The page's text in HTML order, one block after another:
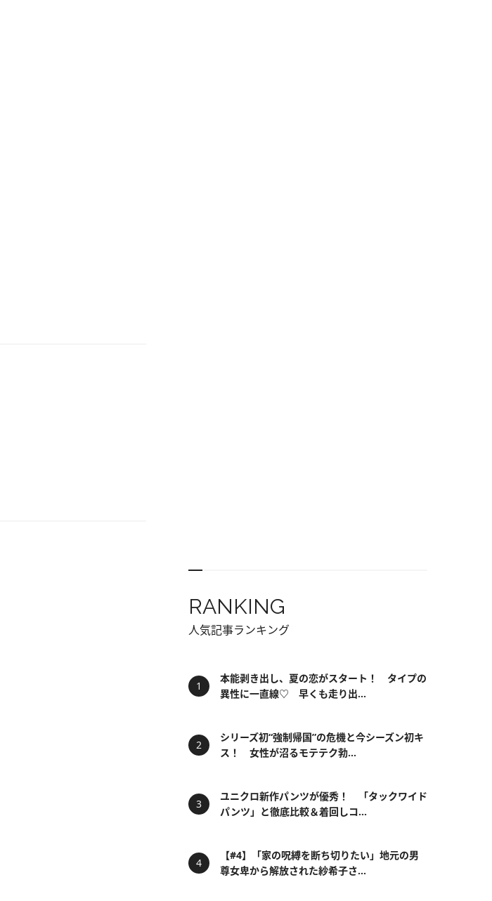
RANKING
人気記事ランキング
本能剥き出し、夏の恋がスタート！ タイプの
異性に一直線♡ 早くも走り出...
シリーズ初“強制帰国”の危機と今シーズン初キ
ス！ 女性が沼るモテテク勃...
ユニクロ新作パンツが優秀！ 「タックワイド
パンツ」と徹底比較＆着回しコ...
【#4】「家の呪縛を断ち切りたい」地元の男
尊女卑から解放された紗希子さ...